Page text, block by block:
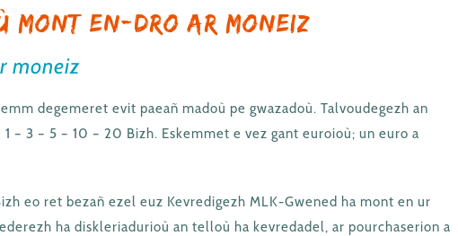
mont en-dro ar moneiz
moneiz
degemeret evit paeañ madoù pe gwazadoù. Talvoudegezh an
– 3 – 5 – 10 – 20 Bizh. Eskemmet e vez gant euroioù; un euro a
eo ret bezañ ezel euz Kevredigezh MLK-Gwened ha mont en ur
ha diskleriadurioù an telloù ha kevredadel, ar pourchaserion a